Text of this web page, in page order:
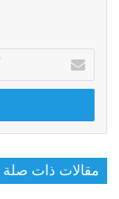
بريدك
الإلكتروني
مقالات ذات صلة